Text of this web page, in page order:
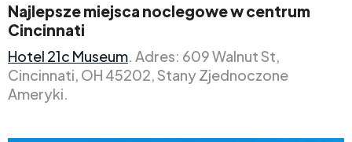
Najlepsze miejsca noclegowe w centrum
Cincinnati
Hotel 21c Museum. Adres: 609 Walnut St,
Cincinnati, OH 45202, Stany Zjednoczone
Ameryki.